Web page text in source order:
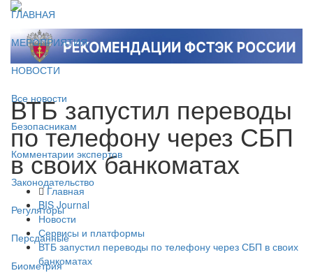
ГЛАВНАЯ
МЕРОПРИЯТИЯ
НОВОСТИ
Все новости
Безопасникам
Комментарии экспертов
Законодательство
Регуляторы
Персданные
Биометрия
ВТБ запустил переводы
по телефону через СБП
в своих банкоматах
Главная
BIS Journal
Новости
Сервисы и платформы
ВТБ запустил переводы по телефону через СБП в своих
банкоматах